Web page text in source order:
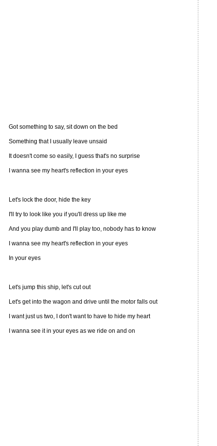
Got something to say, sit down on the bed
Something that I usually leave unsaid
It doesn't come so easily, I guess that's no surprise
I wanna see my heart's reflection in your eyes
Let's lock the door, hide the key
I'll try to look like you if you'll dress up like me
And you play dumb and I'll play too, nobody has to know
I wanna see my heart's reflection in your eyes
In your eyes
Let's jump this ship, let's cut out
Let's get into the wagon and drive until the motor falls out
I want just us two, I don't want to have to hide my heart
I wanna see it in your eyes as we ride on and on